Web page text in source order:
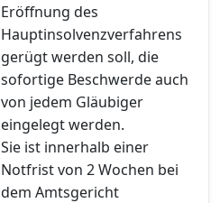
Eröffnung des
Hauptinsolvenzverfahrens
gerügt werden soll, die
sofortige Beschwerde auch
von jedem Gläubiger
eingelegt werden.
Sie ist innerhalb einer
Notfrist von 2 Wochen bei
dem Amtsgericht